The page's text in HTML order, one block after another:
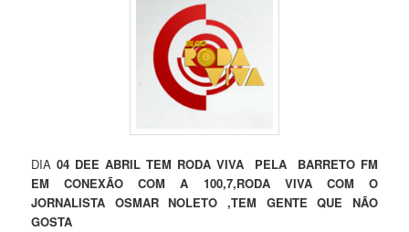
DIA 04 DEE ABRIL TEM RODA VIVA PELA BARRETO FM
EM CONEXÃO COM A 100,7,RODA VIVA COM O
JORNALISTA OSMAR NOLETO ,TEM GENTE QUE NÃO
GOSTA